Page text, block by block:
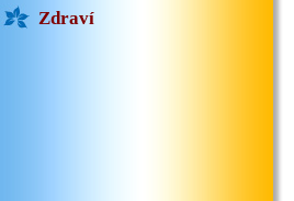
Zdraví